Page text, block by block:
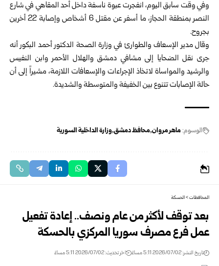
وفي وقت سابق اليوم،انفجرت عبوة ناسفةداخل أحد المقاهي في شارع
النصر بمنطقة الحجاز، ما أسفر عن مقتل 6 أشخاص وإصابة 22 أخرين
بجروح.
وقال مدير الإسعاف والطوارئ في وزارة الصحة الدكتور أحمد البكور أنه
جرى نقل الضحايا إلى مشافي دمشق والهلال الأحمر وابن النفيس
والرشيد والمواساة ‏لاتخاذ الإجراءات والإسعافات اللازمة، مشيراً إلى أن
حالة الإصابات تتنوع بين الخفيفة ‏والمتوسطة والشديدة.‏
الوسوم: ماهر مروان محافظ دمشق وزارة الداخلية السورية
المحافظات>الحسكة
بعد توقف لأكثر من عام ونصف.. إعادة تفعيل
عمل فرع مصرف سوريا المركزي بالحسكة
تاريخ النشر: 2026/07/02 5:11 مساءً اخر تحديث: 2026/07/02 5:11 مساءً